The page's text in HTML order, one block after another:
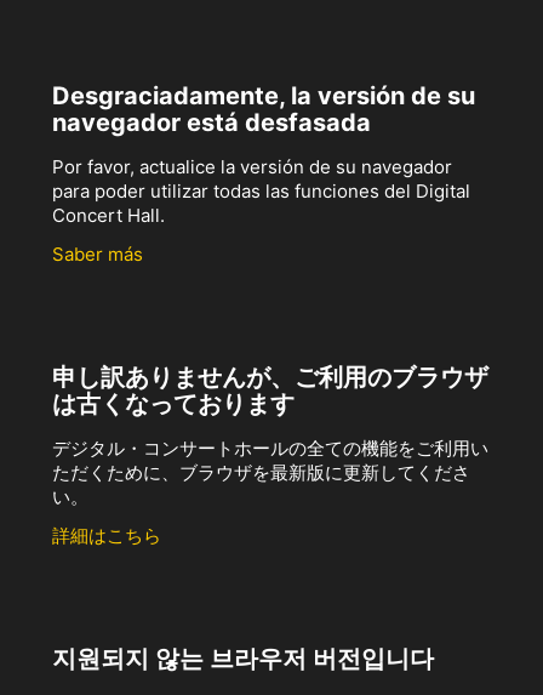
Desgraciadamente, la versión de su
navegador está desfasada
Por favor, actualice la versión de su navegador
para poder utilizar todas las funciones del Digital
Concert Hall.
Saber más
申し訳ありませんが、ご利用のブラウザ
は古くなっております
デジタル・コンサートホールの全ての機能をご利用い
ただくために、ブラウザを最新版に更新してくださ
い。
詳細はこちら
지원되지 않는 브라우저 버전입니다